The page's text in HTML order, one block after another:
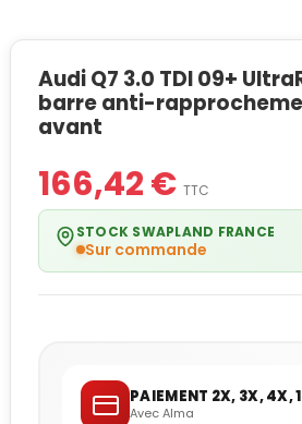
Audi Q7 3.0 TDI 09+
barre anti-
avant
166,42 € TTC
STOCK SWAPLAND FRANCE
Sur commande
PAIEMENT 2X, 3X, 4X,
Avec Alma